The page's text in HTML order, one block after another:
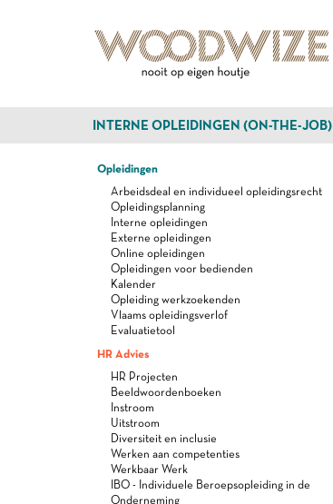
INTERNE OPLEIDINGEN (ON-THE-JOB)
Opleidingen
Arbeidsdeal en individueel opleidingsrecht
Opleidingsplanning
Interne opleidingen
Externe opleidingen
Online opleidingen
Opleidingen voor bedienden
Kalender
Opleiding werkzoekenden
Vlaams opleidingsverlof
Evaluatietool
HR Advies
HR Projecten
Beeldwoordenboeken
Instroom
Uitstroom
Diversiteit en inclusie
Werken aan competenties
Werkbaar Werk
IBO - Individuele Beroepsopleiding in de
Onderneming